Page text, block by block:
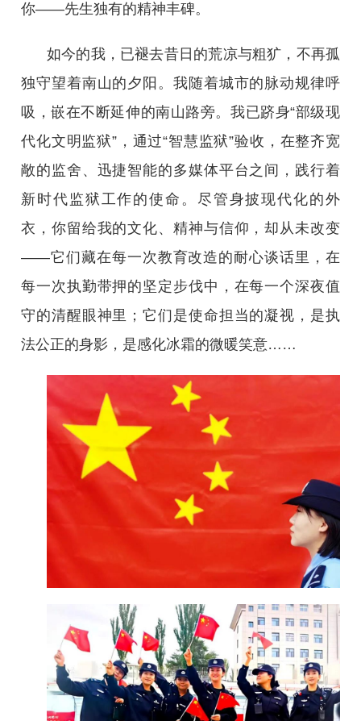
你——先生独有的精神丰碑。
如今的我，已褪去昔日的荒凉与粗犷，不再孤
独守望着南山的夕阳。我随着城市的脉动规律呼
吸，嵌在不断延伸的南山路旁。我已跻身“部级现
代化文明监狱”，通过“智慧监狱”验收，在整齐宽
敞的监舍、迅捷智能的多媒体平台之间，践行着
新时代监狱工作的使命。尽管身披现代化的外
衣，你留给我的文化、精神与信仰，却从未改变
——它们藏在每一次教育改造的耐心谈话里，在
每一次执勤带押的坚定步伐中，在每一个深夜值
守的清醒眼神里；它们是使命担当的凝视，是执
法公正的身影，是感化冰霜的微暖笑意……